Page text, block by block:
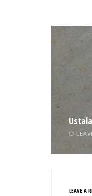
LEAVE A